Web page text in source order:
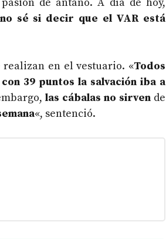
sé si decir que el VAR está
en el vestuario. «Todos
39 puntos la salvación iba a
las cábalas no sirven de
«, sentenció.